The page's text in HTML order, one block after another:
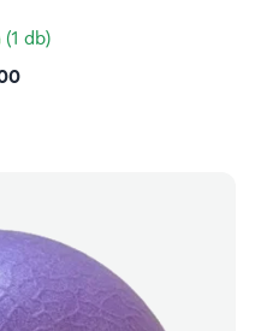
(1 db)